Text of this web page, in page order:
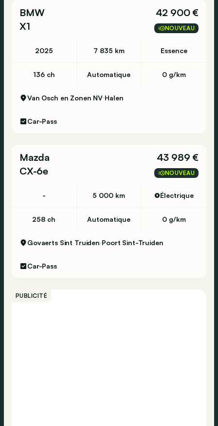
BMW
X1
42 900 €
NOUVEAU
2025 7 835 km Essence
136 ch Automatique 0 g/km
Van Osch en Zonen NV Halen
Car-Pass
Mazda
CX-6e
43 989 €
NOUVEAU
- 5 000 km Électrique
258 ch Automatique 0 g/km
Govaerts Sint Truiden Poort Sint-Truiden
Car-Pass
PUBLICITÉ